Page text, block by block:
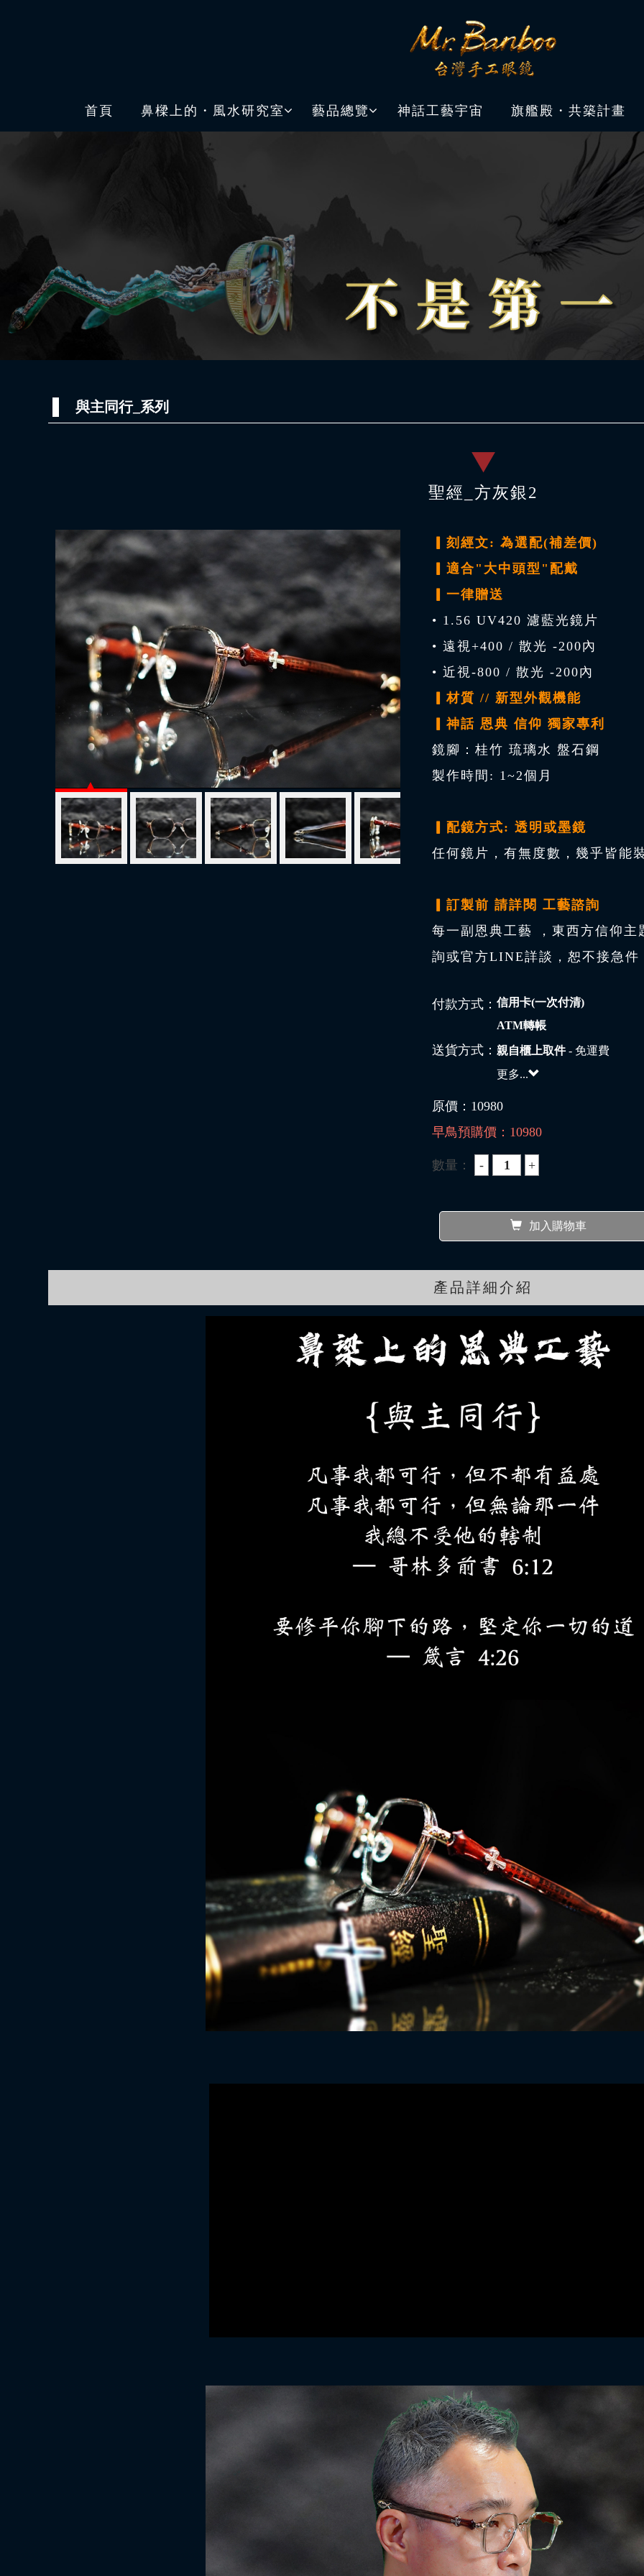
首頁 鼻樑上的・風水研究室 藝品總覽 神話工藝宇宙 旗艦殿・共築計畫
與主同行_系列
聖經_方灰銀2
▎刻經文: 為選配(補差價)
▎適合"大中頭型"配戴
▎一律贈送
• 1.56 UV420 濾藍光鏡片
• 遠視+400 / 散光 -200內
• 近視-800 / 散光 -200內
▎材質 // 新型外觀機能
▎神話 恩典 信仰 獨家專利
鏡腳：桂竹 琉璃水 盤石鋼
製作時間: 1~2個月
▎配鏡方式: 透明或墨鏡
任何鏡片，有無度數，幾乎皆能
▎訂製前 請詳閱 工藝諮詢
每一副恩典工藝 ，東西方信仰
詢或官方LINE詳談，恕不接急
付款方式：信用卡(一次付清)
ATM轉帳
送貨方式：親自櫃上取件- 免運費
更多...
原價： 10980
早鳥預購價： 10980
數量：
加入購物車
產品詳細介紹